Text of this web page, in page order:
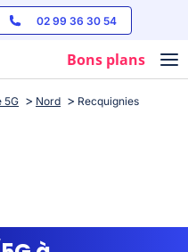
02 99 36 30 54
Bons plans
5G Nord Recquignies